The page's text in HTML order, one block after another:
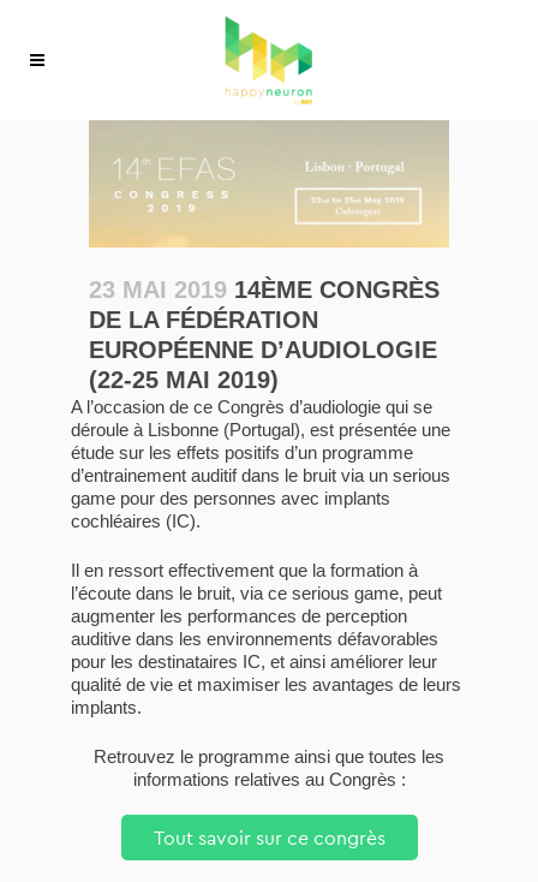
23 MAI 2019 14ÈME CONGRÈS
DE LA FÉDÉRATION
EUROPÉENNE D’AUDIOLOGIE
(22-25 MAI 2019)
A l’occasion de ce Congrès d’audiologie qui se
déroule à Lisbonne (Portugal), est présentée une
étude sur les effets positifs d’un programme
d’entrainement auditif dans le bruit via un serious
game pour des personnes avec implants
cochléaires (IC).
Il en ressort effectivement que la formation à
l’écoute dans le bruit, via ce serious game, peut
augmenter les performances de perception
auditive dans les environnements défavorables
pour les destinataires IC, et ainsi améliorer leur
qualité de vie et maximiser les avantages de leurs
implants.
Retrouvez le programme ainsi que toutes les
informations relatives au Congrès :
Tout savoir sur ce congrès